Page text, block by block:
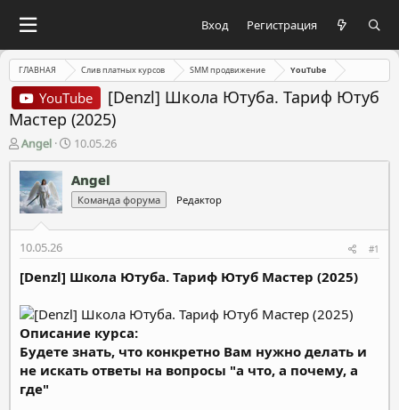
Вход Регистрация
ГЛАВНАЯ Слив платных курсов SMM продвижение YouTube
YouTube
[Denzl] Школа Ютуба. Тариф Ютуб
Мастер (2025)
А
в
т
о
р
м
ы
Angel
Д
а
т
а
н
а
л
а
10.05.26
Angel
Команда форума Редактор
10.05.26 #1
[Denzl] Школа Ютуба. Тариф Ютуб Мастер (2025)
Описание курса:
Будете знать, что конкретно Вам нужно делать и
не искать ответы на вопросы "а что, а почему, а
где"